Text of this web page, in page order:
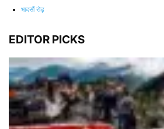
भादसौं रोड़
EDITOR PICKS